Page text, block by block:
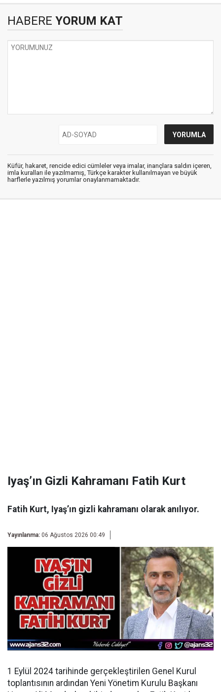
HABERE YORUM KAT
Küfür, hakaret, rencide edici cümleler veya imalar, inançlara saldırı içeren,
imla kuralları ile yazılmamış, Türkçe karakter kullanılmayan ve büyük
harflerle yazılmış yorumlar onaylanmamaktadır.
Iyaş’ın Gizli Kahramanı Fatih Kurt
Fatih Kurt, Iyaş’ın gizli kahramanı olarak anılıyor.
Yayınlanma: 06 Ağustos 2026 00:49
1 Eylül 2024 tarihinde gerçekleştirilen Genel Kurul
toplantısının ardından Yeni Yönetim Kurulu Başkanı